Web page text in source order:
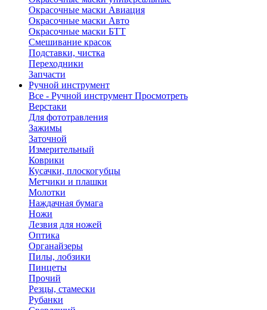
Окрасочные маски Авиация
Окрасочные маски Авто
Окрасочные маски БТТ
Смешивание красок
Подставки, чистка
Переходники
Запчасти
Ручной инструмент
Все - Ручной инструмент Просмотреть
Верстаки
Для фототравления
Зажимы
Заточной
Измерительный
Коврики
Кусачки, плоскогубцы
Метчики и плашки
Молотки
Наждачная бумага
Ножи
Лезвия для ножей
Оптика
Органайзеры
Пилы, лобзики
Пинцеты
Прочий
Резцы, стамески
Рубанки